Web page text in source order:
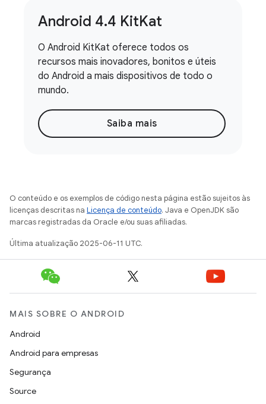
Android 4.4 KitKat
O Android KitKat oferece todos os
recursos mais inovadores, bonitos e úteis
do Android a mais dispositivos de todo o
mundo.
Saiba mais
O conteúdo e os exemplos de código nesta página estão sujeitos às
licenças descritas na Licença de conteúdo. Java e OpenJDK são
marcas registradas da Oracle e/ou suas afiliadas.
Última atualização 2025-06-11 UTC.
MAIS SOBRE O ANDROID
Android
Android para empresas
Segurança
Source